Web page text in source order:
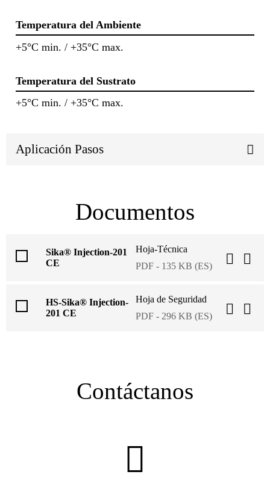
Temperatura del Ambiente
+5°C min. / +35°C max.
Temperatura del Sustrato
+5°C min. / +35°C max.
Aplicación Pasos
Documentos
Sika® Injection-201
CE
Hoja-Técnica
PDF - 135 KB (ES)
HS-Sika® Injection-
201 CE
Hoja de Seguridad
PDF - 296 KB (ES)
Contáctanos